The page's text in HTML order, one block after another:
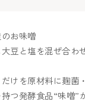
お味噌
豆と塩を混ぜ合
けを原材料に麹
つ発酵食品“味噌󠄀”